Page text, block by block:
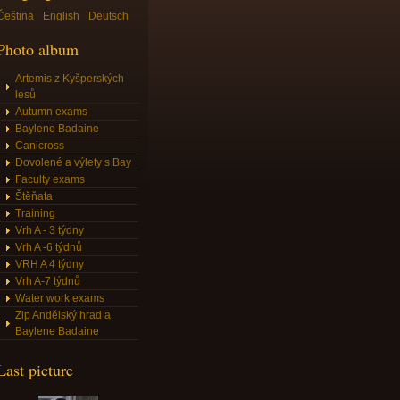
English Deutsch
album
Artemis z Kyšperských
lesů
Autumn exams
Baylene Badaine
Canicross
Dovolené a výlety s Bay
Faculty exams
Štěňata
Training
Vrh A - 3 týdny
Vrh A -6 týdnů
VRH A 4 týdny
Vrh A-7 týdnů
Water work exams
Zip Andělský hrad a
Baylene Badaine
picture